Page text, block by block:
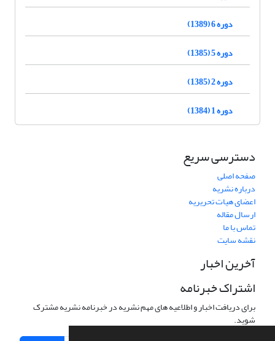
دوره 6 (1389)
دوره 5 (1385)
دوره 2 (1385)
دوره 1 (1384)
دسترسی سریع
صفحه اصلی
درباره نشریه
اعضای هیات تحریریه
ارسال مقاله
تماس با ما
نقشه سایت
آخرین اخبار
اشتراک خبرنامه
برای دریافت اخبار و اطلاعیه های مهم نشریه در خبرنامه نشریه مشترک
شوید.